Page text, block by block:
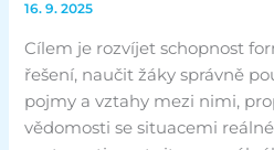
16. 9. 2025
Cílem je rozvíjet schopnost
řešení, naučit žáky správně
pojmy a vztahy mezi nimi,
vědomosti se situacemi